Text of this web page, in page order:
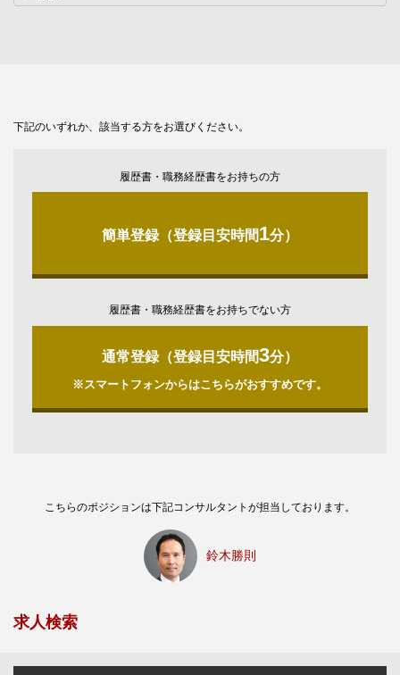
下記のいずれか、該当する方をお選びください。
履歴書・職務経歴書をお持ちの方
簡単登録（登録目安時間1分）
履歴書・職務経歴書をお持ちでない方
通常登録（登録目安時間3分）
※スマートフォンからはこちらがおすすめです。
こちらのポジションは下記コンサルタントが担当しております。
鈴木勝則
求人検索